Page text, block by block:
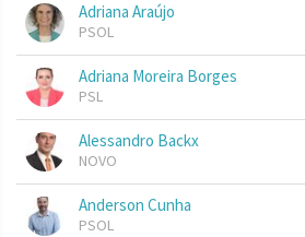
Adriana Araújo
PSOL
Adriana Moreira Borges
PSL
Alessandro Backx
NOVO
Anderson Cunha
PSOL